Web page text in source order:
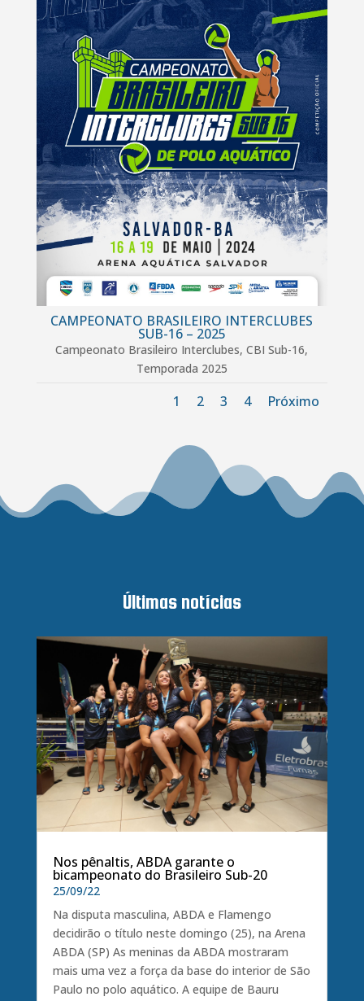
CAMPEONATO BRASILEIRO INTERCLUBES
SUB-16 – 2025
Campeonato Brasileiro Interclubes,CBI Sub-16,
Temporada 2025
1 2 3 4 Próximo
Últimas notícias
Nos pênaltis, ABDA garante o
bicampeonato do Brasileiro Sub-20
25/09/22
Na disputa masculina, ABDA e Flamengo
decidirão o título neste domingo (25), na Arena
ABDA (SP) As meninas da ABDA mostraram
mais uma vez a força da base do interior de São
Paulo no polo aquático. A equipe de Bauru